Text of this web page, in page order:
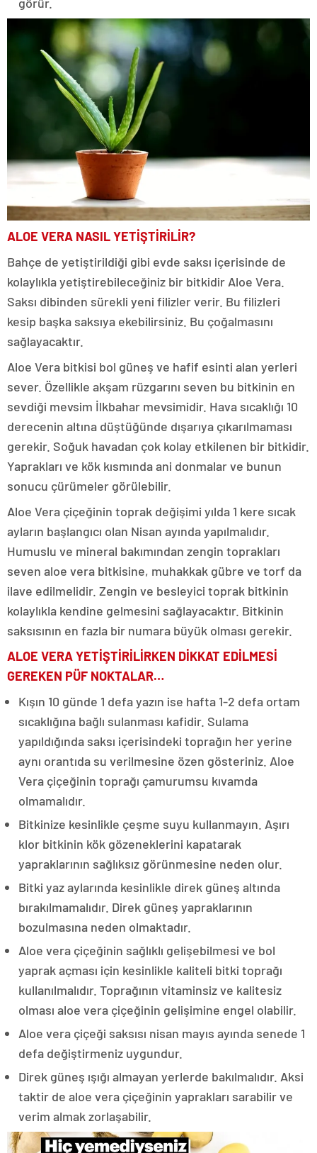
ALOE VERA NASIL YETİŞTİRİLİR?
Bahçe de yetiştirildiği gibi evde saksı içerisinde de
kolaylıkla yetiştirebileceğiniz bir bitkidir Aloe Vera.
Saksı dibinden sürekli yeni filizler verir. Bu filizleri
kesip başka saksıya ekebilirsiniz. Bu çoğalmasını
sağlayacaktır.
Aloe Vera bitkisi bol güneş ve hafif esinti alan yerleri
sever. Özellikle akşam rüzgarını seven bu bitkinin en
sevdiği mevsim İlkbahar mevsimidir. Hava sıcaklığı 10
derecenin altına düştüğünde dışarıya çıkarılmaması
gerekir. Soğuk havadan çok kolay etkilenen bir bitkidir.
Yaprakları ve kök kısmında ani donmalar ve bunun
sonucu çürümeler görülebilir.
Aloe Vera çiçeğinin toprak değişimi yılda 1 kere sıcak
ayların başlangıcı olan Nisan ayında yapılmalıdır.
Humuslu ve mineral bakımından zengin toprakları
seven aloe vera bitkisine, muhakkak gübre ve torf da
ilave edilmelidir. Zengin ve besleyici toprak bitkinin
kolaylıkla kendine gelmesini sağlayacaktır. Bitkinin
saksısının en fazla bir numara büyük olması gerekir.
ALOE VERA YETİŞTİRİLİRKEN DİKKAT EDİLMESİ
GEREKEN PÜF NOKTALAR…
Kışın 10 günde 1 defa yazın ise hafta 1-2 defa ortam
sıcaklığına bağlı sulanması kafidir. Sulama
yapıldığında saksı içerisindeki toprağın her yerine
aynı orantıda su verilmesine özen gösteriniz. Aloe
Vera çiçeğinin toprağı çamurumsu kıvamda
olmamalıdır.
Bitkinize kesinlikle çeşme suyu kullanmayın. Aşırı
klor bitkinin kök gözeneklerini kapatarak
yapraklarının sağlıksız görünmesine neden olur.
Bitki yaz aylarında kesinlikle direk güneş altında
bırakılmamalıdır. Direk güneş yapraklarının
bozulmasına neden olmaktadır.
Aloe vera çiçeğinin sağlıklı gelişebilmesi ve bol
yaprak açması için kesinlikle kaliteli bitki toprağı
kullanılmalıdır. Toprağının vitaminsiz ve kalitesiz
olması aloe vera çiçeğinin gelişimine engel olabilir.
Aloe vera çiçeği saksısı nisan mayıs ayında senede 1
defa değiştirmeniz uygundur.
Direk güneş ışığı almayan yerlerde bakılmalıdır. Aksi
taktir de aloe vera çiçeğinin yaprakları sarabilir ve
verim almak zorlaşabilir.